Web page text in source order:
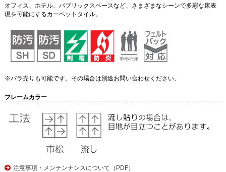
オフィス、ホテル、パブリックスペースなど、さまざまなシーンで多彩な床表
現を可能にするカーペットタイル。
※バラ売りも可能です。その場合は別途お問い合わせください。
フレームカラー
注意事項・メンテンナンスについて（PDF）